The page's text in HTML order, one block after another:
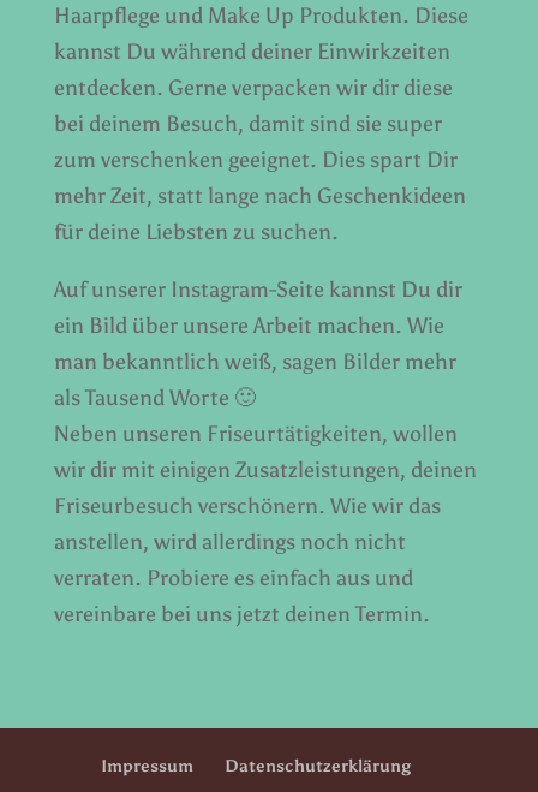
Haarpflege und Make Up Produkten. Diese
kannst Du während deiner Einwirkzeiten
entdecken. Gerne verpacken wir dir diese
bei deinem Besuch, damit sind sie super
zum verschenken geeignet. Dies spart Dir
mehr Zeit, statt lange nach Geschenkideen
für deine Liebsten zu suchen.
Auf unserer Instagram-Seite kannst Du dir
ein Bild über unsere Arbeit machen. Wie
man bekanntlich weiß, sagen Bilder mehr
als Tausend Worte 🙂
Neben unseren Friseurtätigkeiten, wollen
wir dir mit einigen Zusatzleistungen, deinen
Friseurbesuch verschönern. Wie wir das
anstellen, wird allerdings noch nicht
verraten. Probiere es einfach aus und
vereinbare bei uns jetzt deinen Termin.
Impressum Datenschutzerklärung